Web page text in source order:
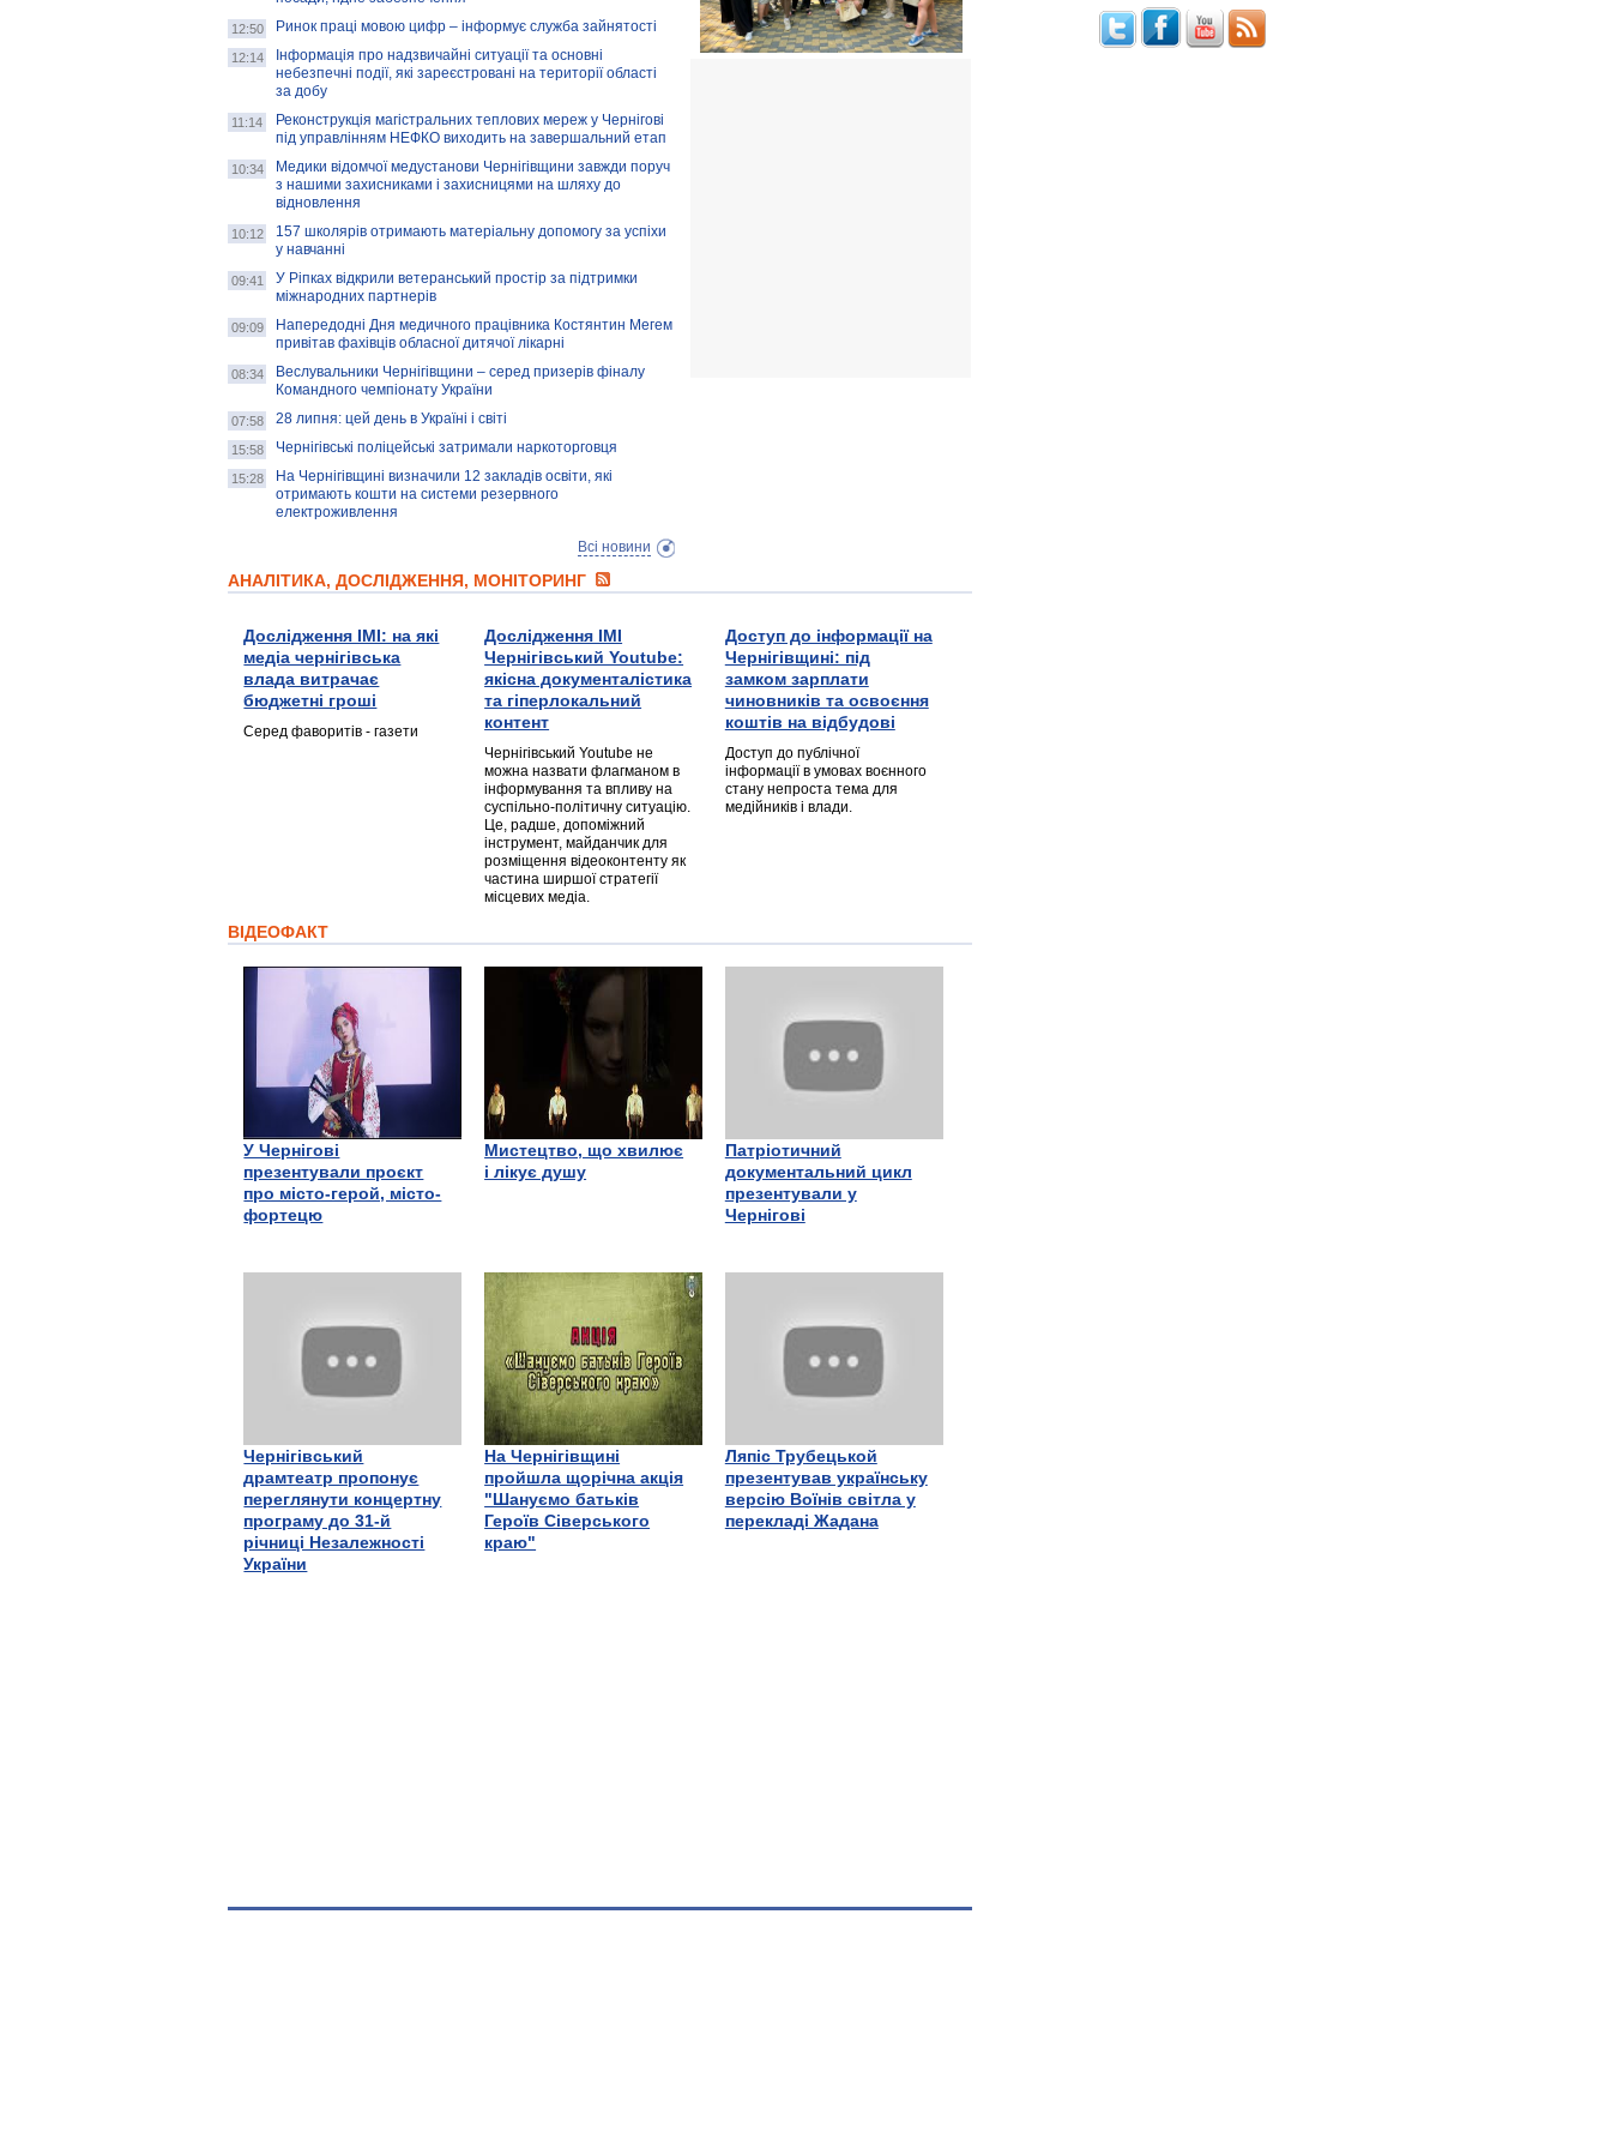
12:50 Ринок праці мовою цифр – інформує служба зайнятості
12:14
Інформація про надзвичайні ситуації та основні
небезпечні події, які зареєстровані на території області
за добу
11:14
Реконструкція магістральних теплових мереж у Чернігові
під управлінням НЕФКО виходить на завершальний етап
10:34
Медики відомчої медустанови Чернігівщини завжди поруч
з нашими захисниками і захисницями на шляху до
відновлення
10:12
157 школярів отримають матеріальну допомогу за успіхи
у навчанні
09:41
У Ріпках відкрили ветеранський простір за підтримки
міжнародних партнерів
09:09
Напередодні Дня медичного працівника Костянтин Мегем
привітав фахівців обласної дитячої лікарні
08:34
Веслувальники Чернігівщини – серед призерів фіналу
Командного чемпіонату України
07:58 28 липня: цей день в Україні і світі
15:58 Чернігівські поліцейські затримали наркоторговця
15:28
На Чернігівщині визначили 12 закладів освіти, які
отримають кошти на системи резервного
електроживлення
Всі новини
АНАЛІТИКА, ДОСЛІДЖЕННЯ, МОНІТОРИНГ
Дослідження ІМІ: на які
медіа чернігівська
влада витрачає
бюджетні гроші
Серед фаворитів - газети
Дослідження ІМІ
Чернігівський Youtube:
якісна документалістика
та гіперлокальний
контент
Чернігівський Youtube не
можна назвати флагманом в
інформування та впливу на
суспільно-політичну ситуацію.
Це, радше, допоміжний
інструмент, майданчик для
розміщення відеоконтенту як
частина ширшої стратегії
місцевих медіа.
Доступ до інформації на
Чернігівщині: під
замком зарплати
чиновників та освоєння
коштів на відбудові
Доступ до публічної
інформації в умовах воєнного
стану непроста тема для
медійників і влади.
ВІДЕОФАКТ
У Чернігові
презентували проєкт
про місто-герой, місто-
фортецю
Мистецтво, що хвилює
і лікує душу
Патріотичний
документальний цикл
презентували у
Чернігові
Чернігівський
драмтеатр пропонує
переглянути концертну
програму до 31-й
річниці Незалежності
України
На Чернігівщині
пройшла щорічна акція
"Шануємо батьків
Героїв Сіверського
краю"
Ляпіс Трубецькой
презентував українську
версію Воїнів світла у
перекладі Жадана